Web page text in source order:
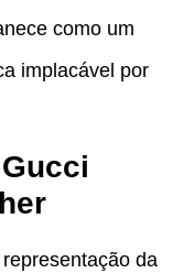
como um
implacável por
da